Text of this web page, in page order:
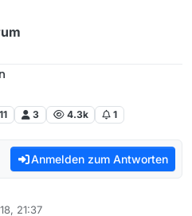
11 3 4.3k 1
Anmelden zum Antworten
21:37